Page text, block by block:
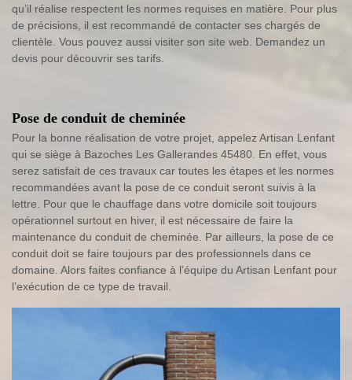
qu’il réalise respectent les normes requises en matière. Pour plus
de précisions, il est recommandé de contacter ses chargés de
clientèle. Vous pouvez aussi visiter son site web. Demandez un
devis pour découvrir ses tarifs.
Pose de conduit de cheminée
Pour la bonne réalisation de votre projet, appelez Artisan Lenfant
qui se siège à Bazoches Les Gallerandes 45480. En effet, vous
serez satisfait de ces travaux car toutes les étapes et les normes
recommandées avant la pose de ce conduit seront suivis à la
lettre. Pour que le chauffage dans votre domicile soit toujours
opérationnel surtout en hiver, il est nécessaire de faire la
maintenance du conduit de cheminée. Par ailleurs, la pose de ce
conduit doit se faire toujours par des professionnels dans ce
domaine. Alors faites confiance à l’équipe du Artisan Lenfant pour
l’exécution de ce type de travail.